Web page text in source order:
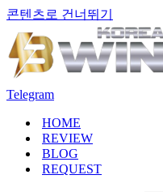
콘텐츠로 건너뛰기
Telegram
HOME
REVIEW
BLOG
REQUEST